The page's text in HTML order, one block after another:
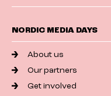
NORDIC MEDIA DAYS
About us
Our partners
Get involved